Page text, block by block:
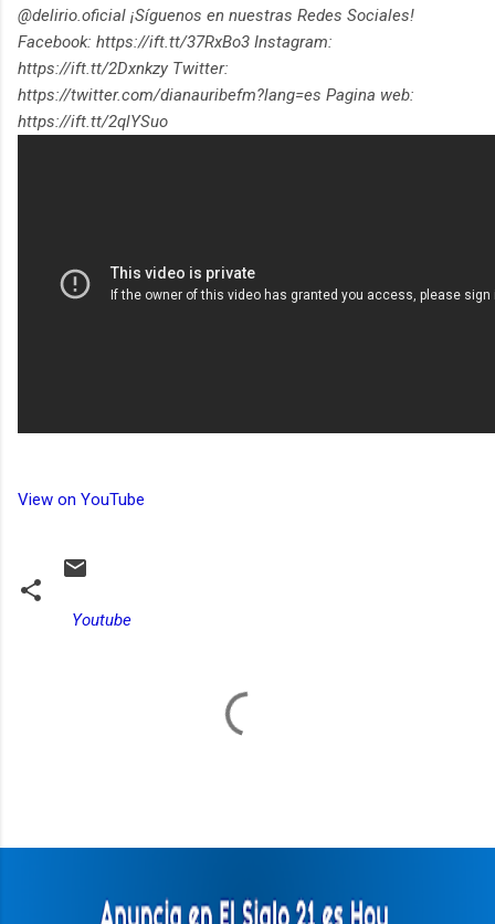
@delirio.oficial ¡Síguenos en nuestras Redes Sociales!
Facebook: https://ift.tt/37RxBo3 Instagram:
https://ift.tt/2Dxnkzy Twitter:
https://twitter.com/dianauribefm?lang=es Pagina web:
https://ift.tt/2qlYSuo
View on YouTube
Youtube